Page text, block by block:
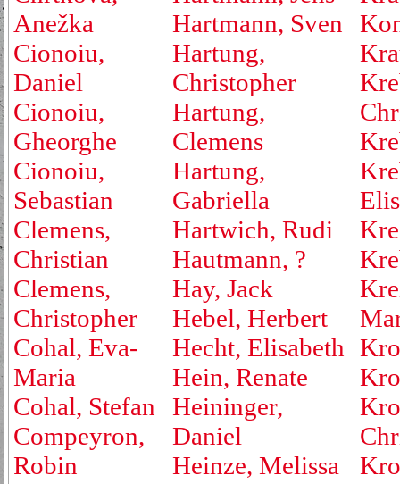
Anežka
Cionoiu,
Daniel
Cionoiu,
Gheorghe
Cionoiu,
Sebastian
Clemens,
Christian
Clemens,
Christopher
Cohal, Eva-
Maria
Cohal, Stefan
Compeyron,
Robin
Hartmann, Sven
Hartung,
Christopher
Hartung,
Clemens
Hartung,
Gabriella
Hartwich, Rudi
Hautmann, ?
Hay, Jack
Hebel, Herbert
Hecht, Elisabeth
Hein, Renate
Heininger,
Daniel
Heinze, Melissa